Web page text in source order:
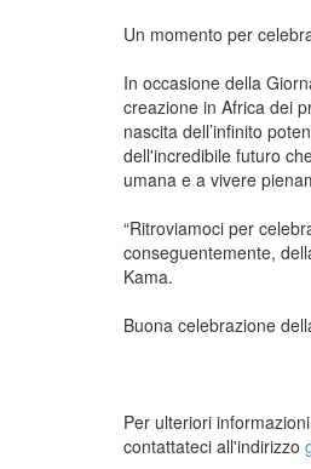
Un momento per
In occasione della
creazione in Africa dei
nascita dell’infinito
dell'incredibile futuro
umana e a vivere
“Ritroviamoci per
conseguentemente,
Kama.
Buona celebrazione
Per ulteriori
contattateci all'indirizzo